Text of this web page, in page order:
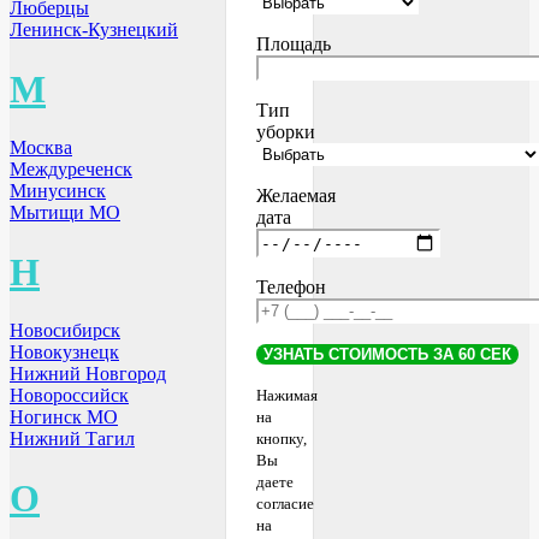
Люберцы
Ленинск-Кузнецкий
М
Москва
Междуреченск
Минусинск
Мытищи МО
Н
Новосибирск
Новокузнецк
Нижний Новгород
Новороссийск
Ногинск МО
Нижний Тагил
О
Площадь
Тип
уборки
Желаемая
дата
Телефон
Нажимая
на
кнопку,
Вы
даете
согласие
на